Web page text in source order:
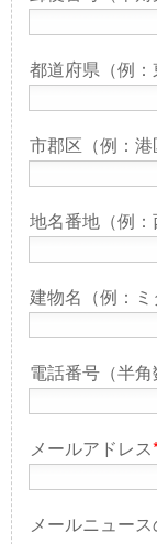
都道府県（例：
市郡区（例：港
地名番地（例：
建物名（例：ミ
電話番号（半角
メールアドレス
メールニュー